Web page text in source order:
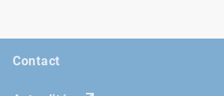
Contact